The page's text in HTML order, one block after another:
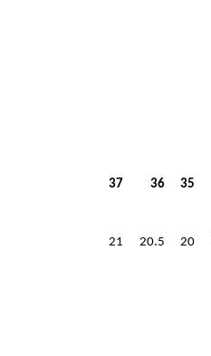
35
36
37
20
20.5
21